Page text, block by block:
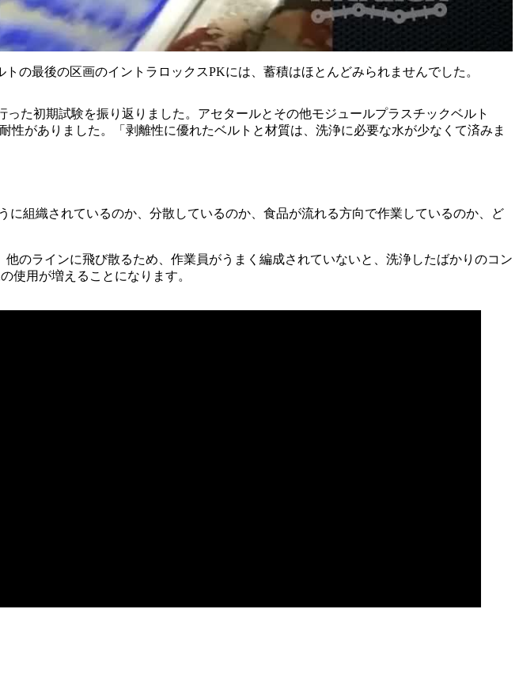
の最後の区画のイントラロックスPKには、蓄積はほとんどみられませんでした。
った初期試験を振り返りました。アセタールとその他モジュールプラスチックベルト
がありました。「剥離性に優れたベルトと材質は、洗浄に必要な水が少なくて済みま
組織されているのか、分散しているのか、食品が流れる方向で作業しているのか、ど
のラインに飛び散るため、作業員がうまく編成されていないと、洗浄したばかりのコン
使用が増えることになります。